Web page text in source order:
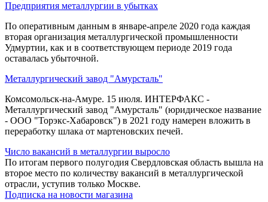
Предприятия металлургии в убытках
По оперативным данным в январе-апреле 2020 года каждая
вторая организация металлургической промышленности
Удмуртии, как и в соответствующем периоде 2019 года
оставалась убыточной.
Металлургический завод "Амурсталь"
Комсомольск-на-Амуре. 15 июля. ИНТЕРФАКС -
Металлургический завод "Амурсталь" (юридическое название
- ООО "Торэкс-Хабаровск") в 2021 году намерен вложить в
переработку шлака от мартеновских печей.
Число вакансий в металлургии выросло
По итогам первого полугодия Свердловская область вышла на
второе место по количеству вакансий в металлургической
отрасли, уступив только Москве.
Подписка на новости магазина